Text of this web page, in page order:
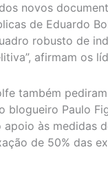
novos
de Eduardo
robusto de
afirmam os
também
blogueiro Paulo
apoio às medidas
de 50% das